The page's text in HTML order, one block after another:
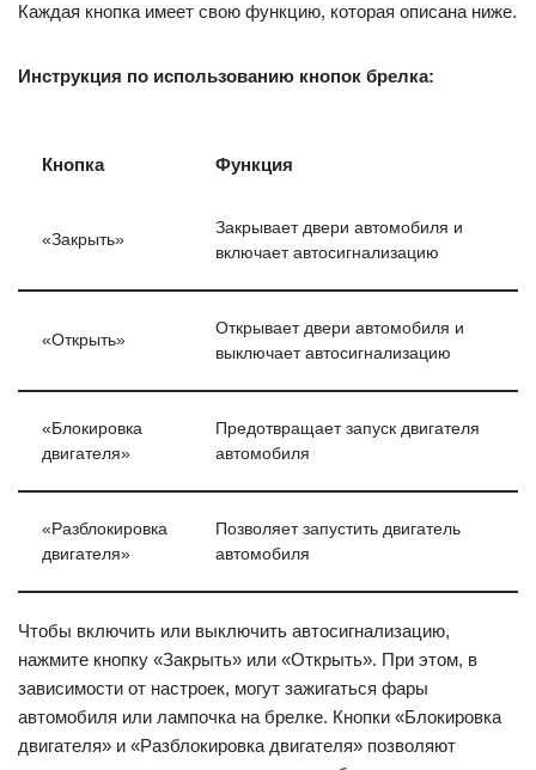
Каждая кнопка имеет свою функцию, которая описана ниже.
Инструкция по использованию кнопок брелка:
Кнопка Функция
«Закрыть»
Закрывает двери автомобиля и
включает автосигнализацию
«Открыть»
Открывает двери автомобиля и
выключает автосигнализацию
«Блокировка
двигателя»
Предотвращает запуск двигателя
автомобиля
«Разблокировка
двигателя»
Позволяет запустить двигатель
автомобиля
Чтобы включить или выключить автосигнализацию,
нажмите кнопку «Закрыть» или «Открыть». При этом, в
зависимости от настроек, могут зажигаться фары
автомобиля или лампочка на брелке. Кнопки «Блокировка
двигателя» и «Разблокировка двигателя» позволяют